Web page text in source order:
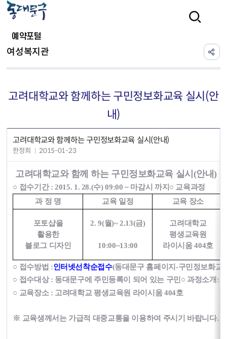
예약포털
여성복지관
고려대학교와 함께하는 구민정보화교육 실시(안
내)
고려대학교와 함께하는 구민정보화교육 실시(안내)
한정희 2015-01-23
고려대학교와 함께 하는 구민정보화교육 실시(안내)
○ 접수기간 : 2015. 1. 28.(수) 09:00 ~ 마감시 까지 ○ 교육과정
과 정 명
교육 일정 교육 장소
포토샵을
활용한
블로그 디자인
2. 9(월)~ 2.13(금)
10:00~13:00
고려대학교
평생교육원
라이시움 404호
○ 접수방법 :인터넷선착순접수(동대문구 홈페이지-구민정보화교
○ 접수대상 : 동대문구에 주민등록이 되어 있는 구민 ○ 과정소개 :
○ 교육장소 : 고려대학교 평생교육원 라이시움 404호
※ 교육생께서는 가급적 대중교통을 이용하여 주시기 바랍니다.